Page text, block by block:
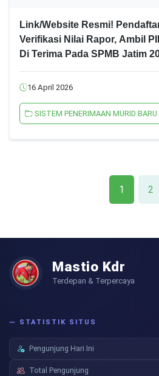
Link/Website Resmi!
Verifikasi Nilai Rapor, Ambil
Di Terima Pada SPMB Jatim
16 April 2026
SISTEM PENERIMAAN MURID
1 2
Mastio Kdr
Terdepan & Terpercaya
— STATISTIK SITUS
Pengunjung Hari Ini
Total Pengunjung